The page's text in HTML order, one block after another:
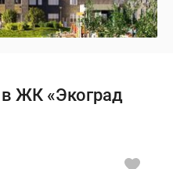
ЖК «Экоград